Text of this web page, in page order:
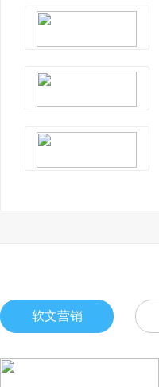
软文营销